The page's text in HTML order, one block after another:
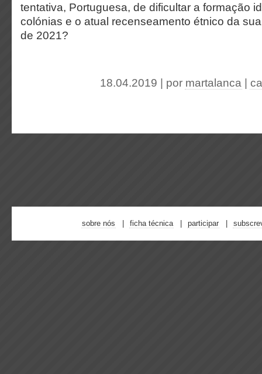
tentativa, Portuguesa, de dificultar a formação
colónias e o atual recenseamento étnico da
de 2021?
18.04.2019 | por martalanca
sobre nós ficha técnica participar